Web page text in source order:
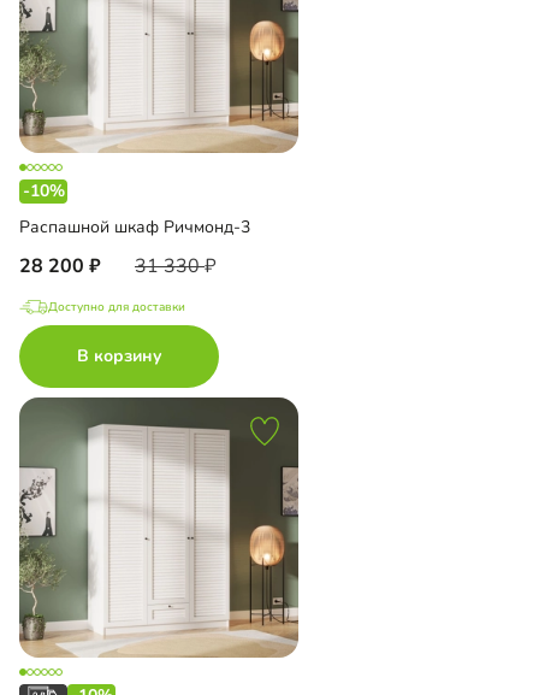
-10%
Распашной шкаф Ричмонд-3
28 200 31 330
Доступно для доставки
В корзину